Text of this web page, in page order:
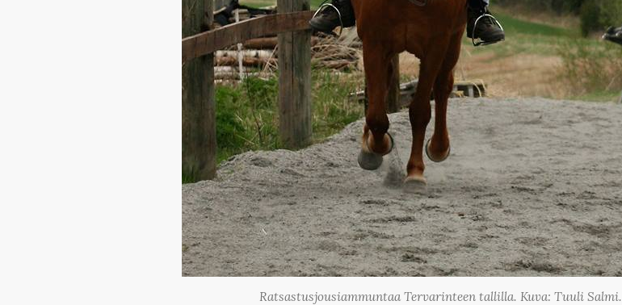
Ratsastusjousiammuntaa Tervarinteen tallilla. Kuva: Tuuli Salmi.